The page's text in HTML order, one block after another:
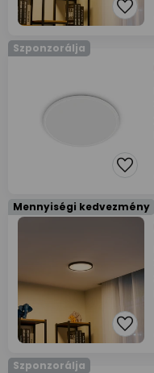
Szponzorálja
Mennyiségi kedvezmény
Szponzorálja